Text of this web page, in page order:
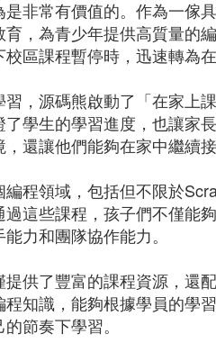
非常有價值的。作為一傢
，為青少年提供高質量的
區課程暫停時，迅速轉為在
，源碼熊啟動了「在家上
學生的學習進度，也讓家
還讓他們能夠在家中繼續接
程領域，包括但不限於
這些課程，孩子們不僅能
力和團隊協作能力。
供了豐富的課程資源，還
知識，能夠根據學員的學
節奏下學習。